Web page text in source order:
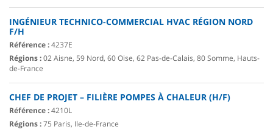
INGÉNIEUR TECHNICO-COMMERCIAL HVAC RÉGION NORD
F/H
Référence :4237E
Régions :02 Aisne, 59 Nord, 60 Oise, 62 Pas-de-Calais, 80 Somme, Hauts-
de-France
CHEF DE PROJET – FILIÈRE POMPES À CHALEUR (H/F)
Référence :4210L
Régions :75 Paris, Ile-de-France